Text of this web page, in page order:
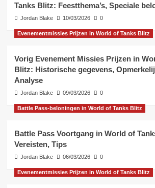
Tanks Blitz: Feestthema’s, Speciale
Jordan Blake 10/03/2026 0
Evenementmissies Prijzen in World of Tanks Blitz
Vorig Evenement Missies Prijzen in
Blitz: Historische gegevens,
Analyse
Jordan Blake 09/03/2026 0
Battle Pass-beloningen in World of Tanks Blitz
Battle Pass Voortgang in World of
Vereisten, Tips
Jordan Blake 06/03/2026 0
Evenementmissies Prijzen in World of Tanks Blitz